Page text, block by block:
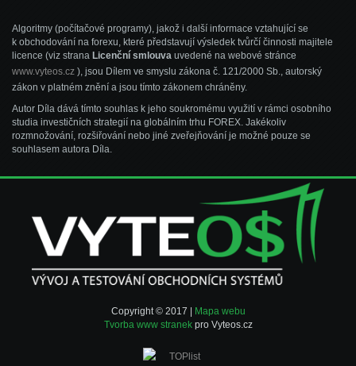
Algoritmy (počítačové programy), jakož i další informace vztahující se
k obchodování na forexu, které představují výsledek tvůrčí činnosti majitele
licence (viz strana Licenční smlouva uvedené na webové stránce
www.vyteos.cz ), jsou Dílem ve smyslu zákona č. 121/2000 Sb., autorský
zákon v platném znění a jsou tímto zákonem chráněny.
Autor Díla dává tímto souhlas k jeho soukromému využití v rámci osobního
studia investičních strategií na globálním trhu FOREX. Jakékoliv
rozmnožování, rozšiřování nebo jiné zveřejňování je možné pouze se
souhlasem autora Díla.
Copyright © 2017 |
Mapa webu
Tvorba www stranek pro Vyteos.cz